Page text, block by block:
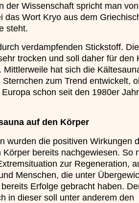
der Wissenschaft spricht man
das Wort Kryo aus dem
steht.
verdampfenden Stickstoff.
trocken und soll daher für den
Mittlerweile hat sich die
zum Trend entwickelt,
schon seit den 1980er
auf den Körper
wurden die positiven Wirkungen
Körper bereits nachgewiesen. So
zur Regeneration,
Menschen, die unter
Erfolge gebracht haben.
in dieser soll unter anderem den